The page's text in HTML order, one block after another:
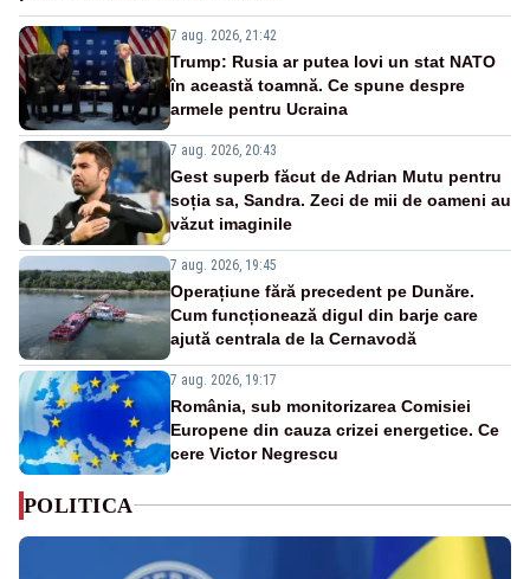
7 aug. 2026, 21:42
Trump: Rusia ar putea lovi un stat NATO
în această toamnă. Ce spune despre
armele pentru Ucraina
7 aug. 2026, 20:43
Gest superb făcut de Adrian Mutu pentru
soția sa, Sandra. Zeci de mii de oameni au
văzut imaginile
7 aug. 2026, 19:45
Operațiune fără precedent pe Dunăre.
Cum funcționează digul din barje care
ajută centrala de la Cernavodă
7 aug. 2026, 19:17
România, sub monitorizarea Comisiei
Europene din cauza crizei energetice. Ce
cere Victor Negrescu
POLITICA